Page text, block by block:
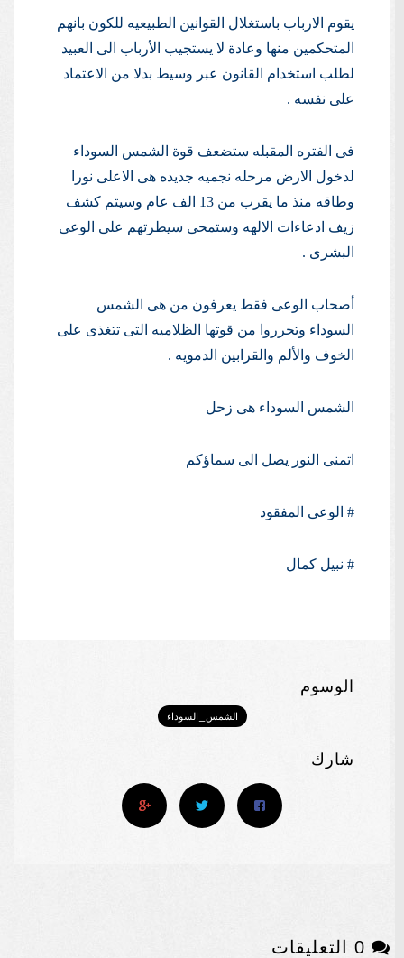
يقوم الارباب باستغلال القوانين الطبيعيه للكون بانهم
المتحكمين منها وعادة لا يستجيب الأرباب الى العبيد
لطلب استخدام القانون عبر وسيط بدلا من الاعتماد
على نفسه .
فى الفتره المقبله ستضعف قوة الشمس السوداء
لدخول الارض مرحله نجميه جديده هى الاعلى نورا
وطاقه منذ ما يقرب من 13 الف عام وسيتم كشف
زيف ادعاءات الالهه وستمحى سيطرتهم على الوعى
البشرى .
أصحاب الوعى فقط يعرفون من هى الشمس
السوداء وتحرروا من قوتها الظلاميه التى تتغذى على
الخوف والألم والقرابين الدمويه .
الشمس السوداء هى زحل
اتمنى النور يصل الى سماؤكم
# الوعى المفقود
# نبيل كمال
الوسوم
الشمس_السوداء
شارك
0 التعليقات